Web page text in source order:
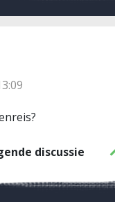
discussie